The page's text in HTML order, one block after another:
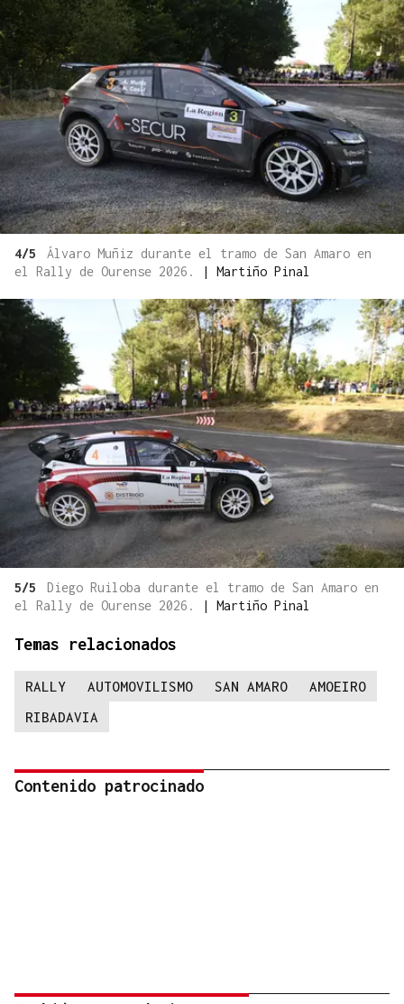
4/5
Álvaro Muñiz durante el tramo de San Amaro en
el Rally de Ourense 2026.
| Martiño Pinal
5/5
Diego Ruiloba durante el tramo de San Amaro en
el Rally de Ourense 2026.
| Martiño Pinal
Temas relacionados
RALLY AUTOMOVILISMO SAN AMARO
AMOEIRO
RIBADAVIA
Contenido patrocinado